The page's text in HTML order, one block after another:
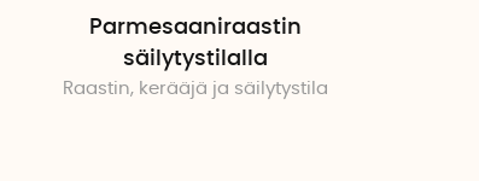
Parmesaaniraastin
säilytystilalla
Raastin, kerääjä ja säilytystila